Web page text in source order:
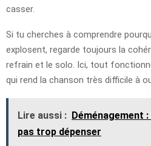
casser.
Si tu cherches à comprendre
explosent, regarde toujours la
refrain et le solo. Ici, tout
qui rend la chanson très difficile à
Lire aussi : Déménagement
pas trop dépenser